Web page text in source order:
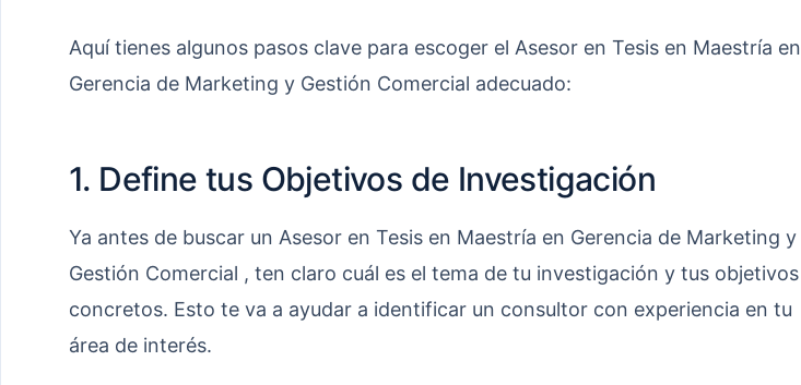
Aquí tienes algunos pasos clave para escoger el Asesor en Tesis en Maestría en
Gerencia de Marketing y Gestión Comercial adecuado:
1. Define tus Objetivos de Investigación
Ya antes de buscar un Asesor en Tesis en Maestría en Gerencia de Marketing y
Gestión Comercial , ten claro cuál es el tema de tu investigación y tus objetivos
concretos. Esto te va a ayudar a identificar un consultor con experiencia en tu
área de interés.